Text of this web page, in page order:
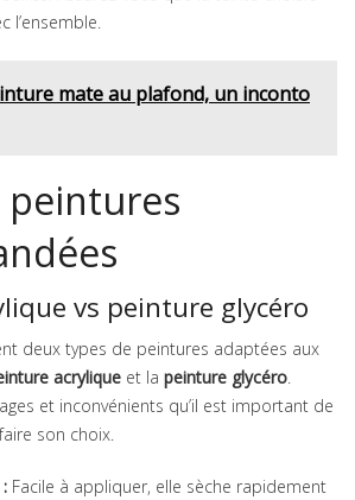
l’ensemble.
mate au plafond, un inconto
peintures
vs peinture glycéro
deux types de peintures adaptées aux
acrylique et la peinture glycéro.
et inconvénients qu’il est important de
son choix.
Facile à appliquer, elle sèche rapidement